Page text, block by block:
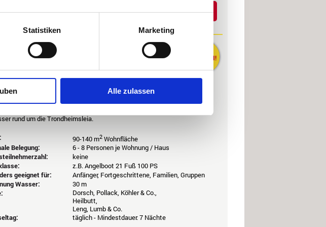
Statistiken Marketing
Alle zulassen
Details
Ab3949 €
Mitte (nur Salzwasser) Hitra - Trondheim
SPAREN!
Hammarvik
NMHAM
brandneue Ferienhäuser mit Blick auf den Aursund. Mit 3-5
bieten Sie Platz für bis zu acht Personen. Die bestens
rund um die Trondheimsleia.
90-140 m2 Wohnfläche
Belegung:
6 - 8 Personen je Wohnung / Haus
keine
z.B. Angelboot 21 Fuß 100 PS
geeignet für:
Anfänger, Fortgeschrittene, Familien, Gruppen
Wasser:
30 m
Dorsch, Pollack, Köhler & Co.,
Heilbutt,
Leng, Lumb & Co.
täglich - Mindestdauer: 7 Nächte